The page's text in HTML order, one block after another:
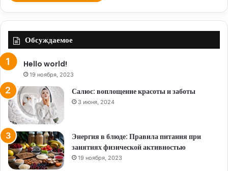
Обсуждаемое
Hello world!
19 ноября, 2023
Салюс: воплощение красоты и заботы
3 июня, 2024
Энергия в блюде: Правила питания при
занятиях физической активностью
19 ноября, 2023